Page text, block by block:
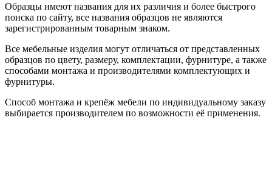
Образцы имеют названия для их различия и более быстрого
поиска по сайту, все названия образцов не являются
зарегистрированным товарным знаком.
Все мебельные изделия могут отличаться от представленных
образцов по цвету, размеру, комплектации, фурнитуре, а также
способами монтажа и производителями комплектующих и
фурнитуры.
Способ монтажа и крепёж мебели по индивидуальному заказу
выбирается производителем по возможности её применения.